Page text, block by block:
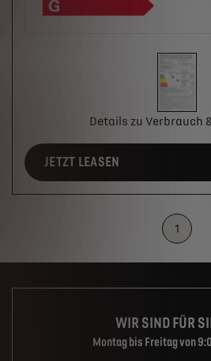
Details zu Verbrauch
JETZT LEASEN
1
WIR SIND FÜR
Montag bis Freitag von